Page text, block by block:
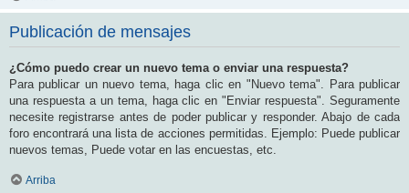
Publicación de mensajes
¿Cómo puedo crear un nuevo tema o enviar una respuesta?
Para publicar un nuevo tema, haga clic en "Nuevo tema". Para publicar
una respuesta a un tema, haga clic en "Enviar respuesta". Seguramente
necesite registrarse antes de poder publicar y responder. Abajo de cada
foro encontrará una lista de acciones permitidas. Ejemplo: Puede publicar
nuevos temas, Puede votar en las encuestas, etc.
Arriba